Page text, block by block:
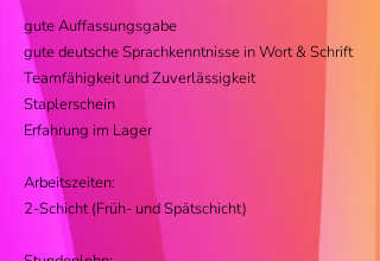
gute Auffassungsgabe
gute deutsche Sprachkenntnisse in Wort & Schrift
Teamfähigkeit und Zuverlässigkeit
Staplerschein
Erfahrung im Lager
Arbeitszeiten:
2-Schicht (Früh- und Spätschicht)